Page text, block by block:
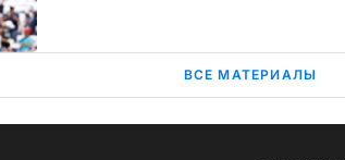
ВСЕ МАТЕРИАЛЫ